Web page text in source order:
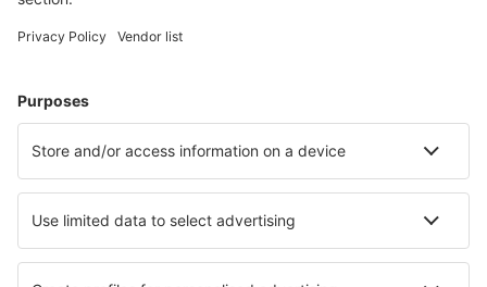
Cazare în Polinezia Franceză - Orașe populare
Cazare în Moorea-Maiao
Cazare în Bora Bora Cazare în Pirae Cazare în Uturoa
Cazare în Rangiroa Cazare în Ahe
Cazare în Faaite Atoll